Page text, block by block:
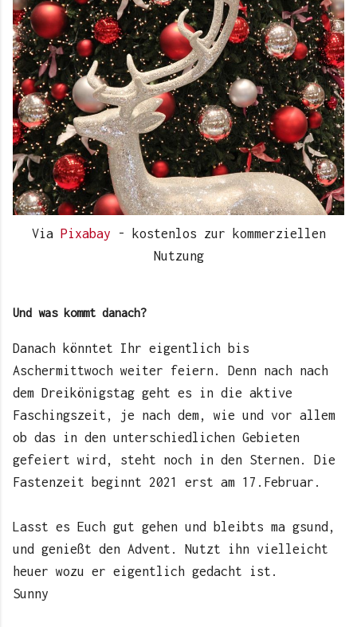
Via Pixabay
- kostenlos zur kommerziellen
Nutzung
Und was kommt danach?
Danach könntet Ihr eigentlich bis
Aschermittwoch weiter feiern. Denn nach nach
dem Dreikönigstag geht es in die aktive
Faschingszeit, je nach dem, wie und vor allem
ob das in den unterschiedlichen Gebieten
gefeiert wird, steht noch in den Sternen. Die
Fastenzeit beginnt 2021 erst am 17.Februar.
Lasst es Euch gut gehen und bleibts ma gsund,
und genießt den Advent. Nutzt ihn vielleicht
heuer wozu er eigentlich gedacht ist.
Sunny